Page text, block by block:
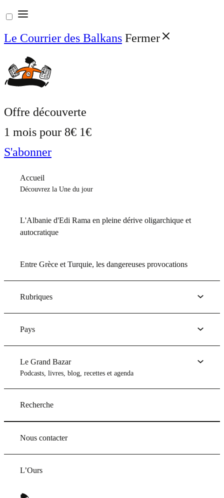
Aller
au
contenu
Le Courrier des Balkans Fermer
Offre découverte
1 mois pour 8€ 1€
S'abonner
Accueil
Découvrez la Une du jour
L'Albanie d'Edi Rama en pleine dérive oligarchique et
autocratique
Entre Grèce et Turquie, les dangereuses provocations
Rubriques
Pays
Le Grand Bazar
Podcasts, livres, blog, recettes et agenda
Recherche
Nous contacter
L’Ours